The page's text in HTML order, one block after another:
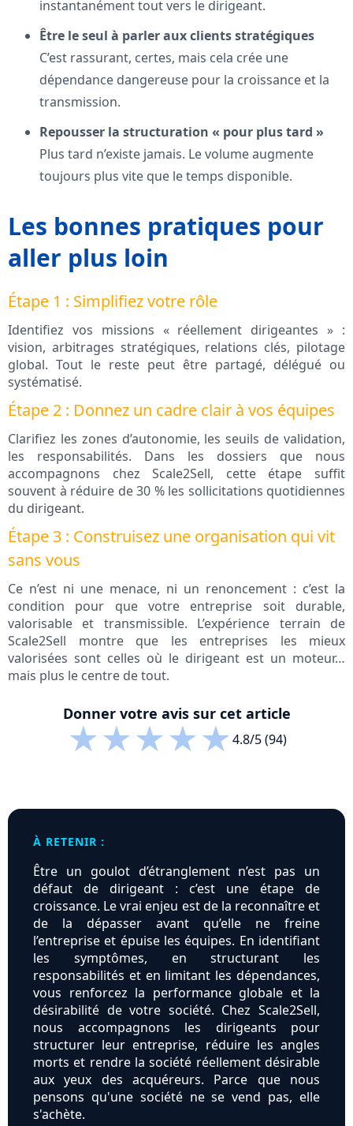
instantanément tout vers le dirigeant.
Être le seul à parler aux clients stratégiques
C’est rassurant, certes, mais cela crée une
dépendance dangereuse pour la croissance et la
transmission.
Repousser la structuration « pour plus tard »
Plus tard n’existe jamais. Le volume augmente
toujours plus vite que le temps disponible.
Les bonnes pratiques pour
aller plus loin
Étape 1 : Simplifiez votre rôle
Identifiez vos missions « réellement dirigeantes » :
vision, arbitrages stratégiques, relations clés, pilotage
global. Tout le reste peut être partagé, délégué ou
systématisé.
Étape 2 : Donnez un cadre clair à vos équipes
Clarifiez les zones d’autonomie, les seuils de validation,
les responsabilités. Dans les dossiers que nous
accompagnons chez Scale2Sell, cette étape suffit
souvent à réduire de 30 % les sollicitations quotidiennes
du dirigeant.
Étape 3 : Construisez une organisation qui vit
sans vous
Ce n’est ni une menace, ni un renoncement : c’est la
condition pour que votre entreprise soit durable,
valorisable et transmissible. L’expérience terrain de
Scale2Sell montre que les entreprises les mieux
valorisées sont celles où le dirigeant est un moteur…
mais plus le centre de tout.
Donner votre avis sur cet article
★★★★★4.8/5 (94)
À RETENIR :
Être un goulot d’étranglement n’est pas un
défaut de dirigeant : c’est une étape de
croissance. Le vrai enjeu est de la reconnaître et
de la dépasser avant qu’elle ne freine
l’entreprise et épuise les équipes. En identifiant
les symptômes, en structurant les
responsabilités et en limitant les dépendances,
vous renforcez la performance globale et la
désirabilité de votre société. Chez Scale2Sell,
nous accompagnons les dirigeants pour
structurer leur entreprise, réduire les angles
morts et rendre la société réellement désirable
aux yeux des acquéreurs. Parce que nous
pensons qu'une société ne se vend pas, elle
s'achète.